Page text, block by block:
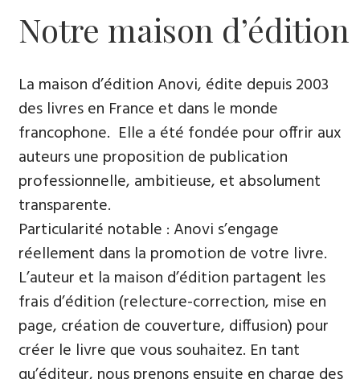
Notre maison d’édition
La maison d’édition Anovi, édite depuis 2003
des livres en France et dans le monde
francophone. Elle a été fondée pour offrir aux
auteurs une proposition de publication
professionnelle, ambitieuse, et absolument
transparente.
Particularité notable : Anovi s’engage
réellement dans la promotion de votre livre.
L’auteur et la maison d’édition partagent les
frais d’édition (relecture-correction, mise en
page, création de couverture, diffusion) pour
créer le livre que vous souhaitez. En tant